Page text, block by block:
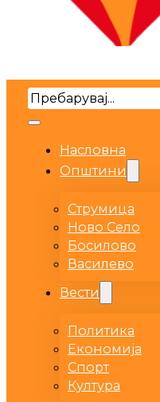
Search
Насловна
Општини
Струмица
Ново Село
Босилово
Василево
Вести
Политика
Економија
Спорт
Култура